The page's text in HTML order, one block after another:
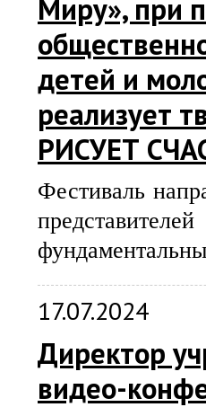
Миру», при
детей и
реализует
РИСУЕТ
Фестиваль
17.07.2024
Директор
видео-